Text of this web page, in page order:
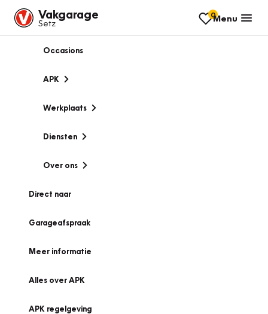
Vakgarage
Setz
0Menu
Occasions
APK
Werkplaats
Diensten
Over ons
Direct naar
Garageafspraak
Meer informatie
Alles over APK
APK regelgeving